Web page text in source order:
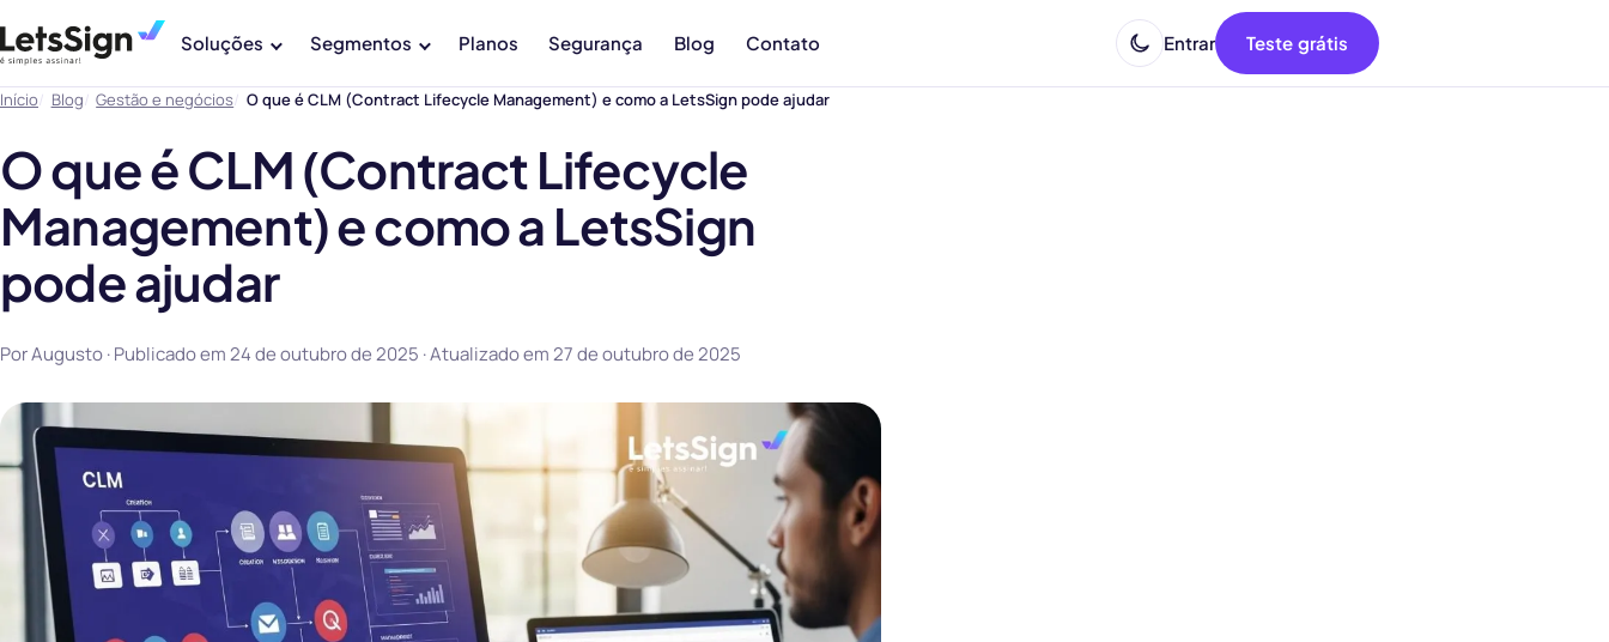
Soluções Segmentos Planos Segurança Blog Contato Entrar Teste grátis
Início Blog Gestão e negócios O que é CLM (Contract Lifecycle Management) e como a LetsSign pode ajudar
O que é CLM (Contract Lifecycle
Management) e como a LetsSign
pode ajudar
Por Augusto · Publicado em24 de outubro de 2025 · Atualizado em27 de outubro de 2025